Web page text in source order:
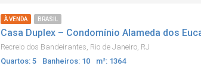
À VENDA BRASIL
Recreio dos Bandeirantes, Rio de Janeiro, RJ
Quartos: 5
Banheiros: 10
m²: 1364